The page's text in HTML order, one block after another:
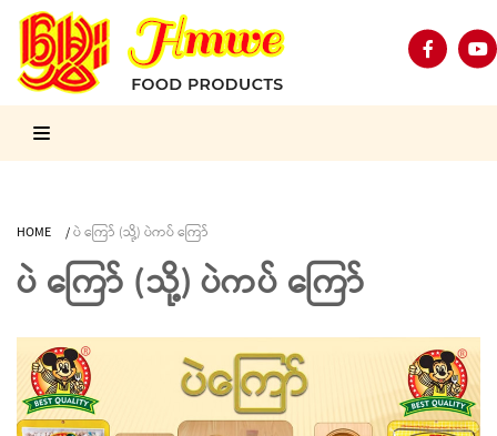
HOME /ပဲ ကြော် (သို့) ပဲကပ် ကြော်
ပဲ ကြော် (သို့) ပဲကပ် ကြော်